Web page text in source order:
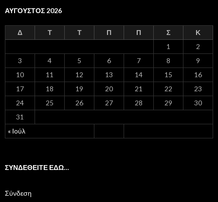
ΑΎΓΟΥΣΤΟΣ 2026
Δ Τ Τ Π Π Σ Κ
« Ιούλ
1
2
3
4 5 6 7 8
9
10
11 12 13 14 15
16
17
18 19 20 21 22
23
24
25 26 27 28 29
30
31
ΣΥΝΔΕΘΕΙΤΕ ΕΔΩ…
Σύνδεση